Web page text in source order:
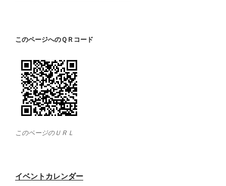
このページへのＱＲコード
このページのＵＲＬ
イベントカレンダー